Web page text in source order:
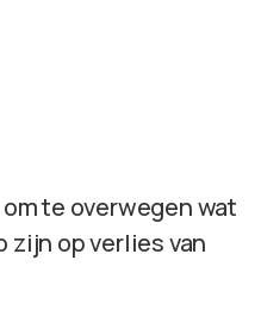
te overwegen wat
zijn op verlies van